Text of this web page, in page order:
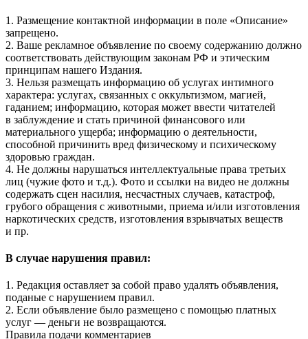
1. Размещение контактной информации в поле «Описание»
запрещено.
2. Ваше рекламное объявление по своему содержанию должно
соответствовать действующим законам РФ и этическим
принципам нашего Издания.
3. Нельзя размещать информацию об услугах интимного
характера: услугах, связанных с оккультизмом, магией,
гаданием; информацию, которая может ввести читателей
в заблуждение и стать причиной финансового или
материального ущерба; информацию о деятельности,
способной причинить вред физическому и психическому
здоровью граждан.
4. Не должны нарушаться интеллектуальные права третьих
лиц (чужие фото и т.д.). Фото и ссылки на видео не должны
содержать сцен насилия, несчастных случаев, катастроф,
грубого обращения с животными, приема и/или изготовления
наркотических средств, изготовления взрывчатых веществ
и пр.
В случае нарушения правил:
1. Редакция оставляет за собой право удалять объявления,
поданые с нарушением правил.
2. Если объявление было размещено с помощью платных
услуг — деньги не возвращаются.
Правила подачи комментариев